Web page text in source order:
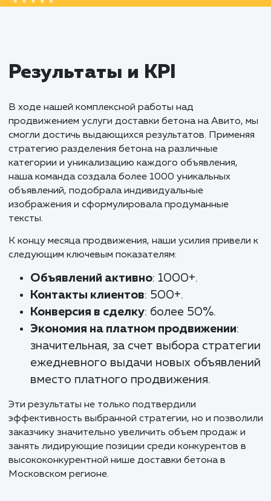
Продвижение услуги поставки
видов бетона на платформе Авито стало
успешным проектом, основанным на
понимании потребностей рынка и
конкуренции в регионе. Через
планирование, уникализацию каждого
объявления, постоянное обновление
подбор уникальных изображений, мы
обеспечить высокую видимость и
эффективность, при этом
Результаты и KPI
В ходе нашей комплексной работы над
продвижением услуги доставки бетона на
смогли достичь выдающихся результатов.
стратегию разделения бетона на различные
категории и уникализацию каждого объявления,